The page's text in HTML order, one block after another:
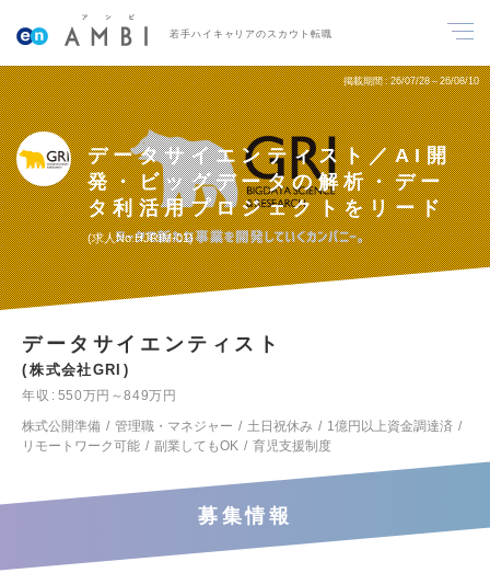
若手ハイキャリアのスカウト転職
掲載期間 26/07/28～26/08/10
データサイエンティスト／AI開
発・ビッグデータの解析・デー
タ利活用プロジェクトをリード
求人No.HJRIM-01
データサイエンティスト
株式会社GRI
年収
550万円～849万円
株式公開準備
管理職・マネジャー 土日祝休み
1億円以上資金調達済
リモートワーク可能
副業してもOK 育児支援制度
募集情報